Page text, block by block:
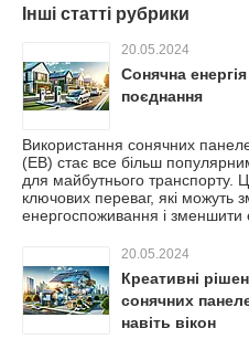
Інші статті рубрики
20.05.2024
Сонячна
поєднання
Використання сонячних
(ЕВ) стає все більш
для майбутнього транспорту.
ключових переваг, які можуть
енергоспоживання і зменшити
20.05.2024
Креативні
сонячних
навіть вікон